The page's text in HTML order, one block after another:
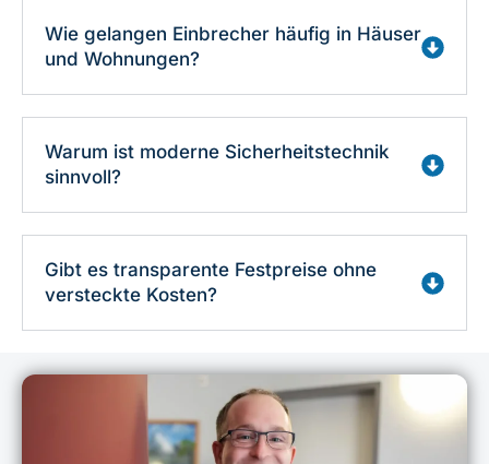
Wie gelangen Einbrecher häufig in Häuser
und Wohnungen?
Warum ist moderne Sicherheitstechnik
sinnvoll?
Gibt es transparente Festpreise ohne
versteckte Kosten?